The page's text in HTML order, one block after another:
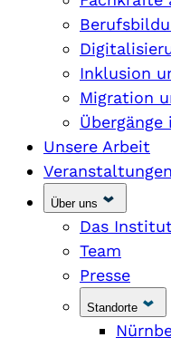
Inklusion
Migration
Unsere Arbeit
Veranstaltungen
Über uns
Das Institut
Team
Presse
Standorte